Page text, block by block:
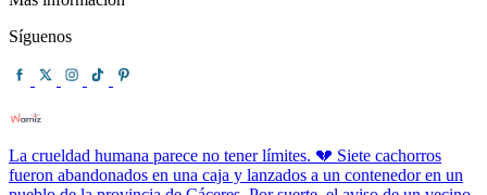
Síguenos
La crueldad humana parece no tener límites. 💔 Siete cachorros
fueron abandonados en una caja y lanzados a un contenedor en un